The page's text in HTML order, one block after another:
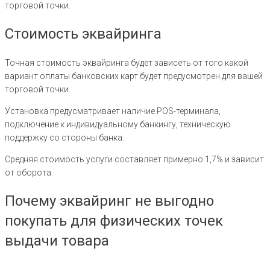
торговой точки.
Стоимость эквайринга
Точная стоимость эквайринга будет зависеть от того какой
вариант оплаты банковских карт будет предусмотрен для вашей
торговой точки.
Установка предусматривает наличие POS-терминала,
подключение к индивидуальному банкингу, техническую
поддержку со стороны банка.
Средняя стоимость услуги составляет примерно 1,7% и зависит
от оборота.
Почему эквайринг не выгодно
покупать для физических точек
выдачи товара